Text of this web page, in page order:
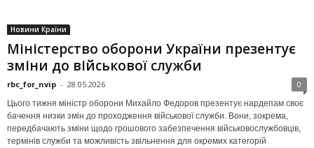
Новини Країни
Міністерство оборони України презентує
зміни до військової служби
rbc_for_nvip - 28.05.2026 0
Цього тижня міністр оборони Михайло Федоров презентує нардепам своє
бачення низки змін до проходження військової служби. Вони, зокрема,
передбачають зміни щодо грошового забезпечення військовослужбовців,
термінів служби та можливість звільнення для окремих категорій